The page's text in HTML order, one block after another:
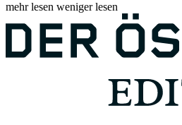
mehr lesen weniger lesen